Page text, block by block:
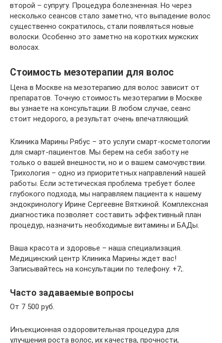
второй – супругу. Процедура болезненная. Но через
несколько сеансов стало заметно, что выпадение волос
существенно сократилось, стали появляться новые
волоски. Особенно это заметно на коротких мужских
волосах.
Стоимость мезотерапии для волос
Цена в Москве на мезотерапию для волос зависит от
препаратов. Точную стоимость мезотерапии в Москве
вы узнаете на консультации. В любом случае, сеанс
стоит недорого, а результат очень впечатляющий.
Клиника Марины Рябус – это услуги смарт-косметологии
для смарт-пациентов. Мы берем на себя заботу не
только о вашей внешности, но и о вашем самочувствии.
Трихология – одно из приоритетных направлений нашей
работы. Если эстетическая проблема требует более
глубокого подхода, мы направляем пациента к нашему
эндокринологу Ирине Сергеевне Вяткиной. Комплексная
диагностика позволяет составить эффективный план
процедур, назначить необходимые витамины и БАДы.
Ваша красота и здоровье – наша специализация.
Медицинский центр Клиника Марины ждет вас!
Записывайтесь на консультации по телефону: +7;.
Часто задаваемые вопросы
От 7 500 руб.
Инъекционная оздоровительная процедура для
улучшения роста волос, их качества, прочности,